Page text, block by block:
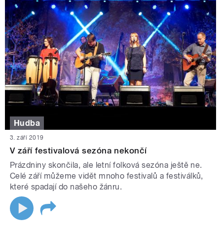
Hudba
3. září 2019
V září festivalová sezóna nekončí
Prázdniny skončila, ale letní folková sezóna ještě ne.
Celé září můžeme vidět mnoho festivalů a festiválků,
které spadají do našeho žánru.